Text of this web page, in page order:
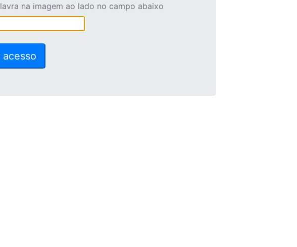
na imagem ao lado no campo abaixo